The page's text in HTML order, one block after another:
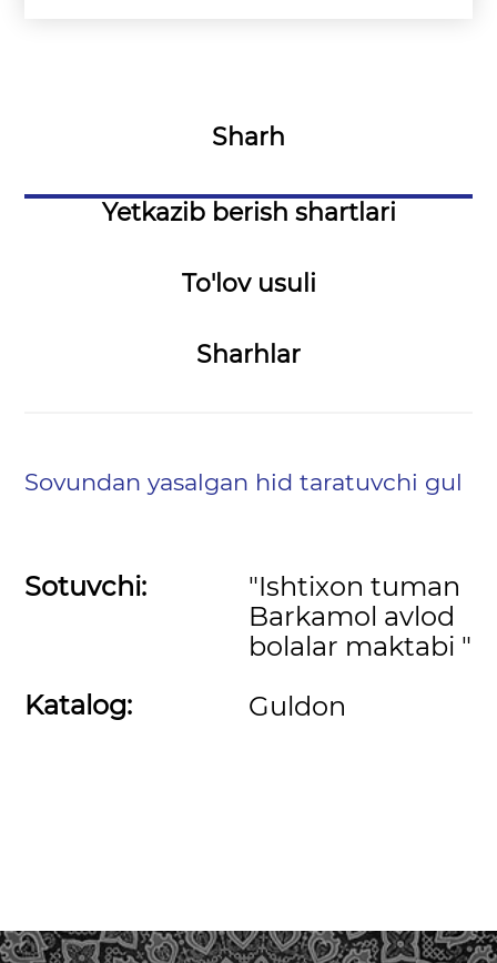
Sharh
Yetkazib berish shartlari
To'lov usuli
Sharhlar
Sovundan yasalgan hid taratuvchi gul
Sotuvchi:
Katalog:
"Ishtixon tuman
Barkamol avlod
bolalar maktabi "
Guldon